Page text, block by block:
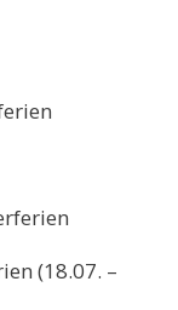
(18.07. –